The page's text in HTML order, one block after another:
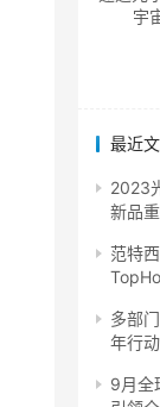
宇
最近
2023
新品
范特
多部
年行
9月全